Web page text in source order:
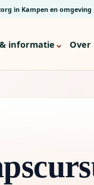
in Kampen en omgeving
informatie ⌄ Over